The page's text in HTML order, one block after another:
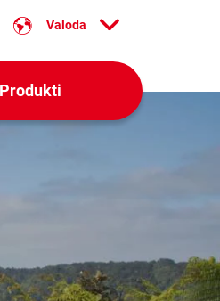
youtube
Valoda
Produkti